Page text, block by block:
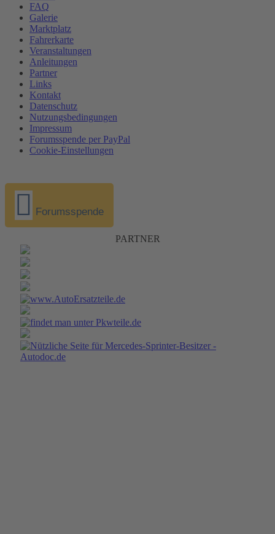
FAQ
Galerie
Marktplatz
Fahrerkarte
Veranstaltungen
Anleitungen
Partner
Links
Kontakt
Datenschutz
Nutzungsbedingungen
Impressum
Forumsspende per PayPal
Cookie-Einstellungen
Forumsspende
PARTNER